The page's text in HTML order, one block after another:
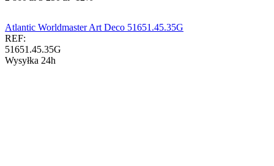
Atlantic Worldmaster Art Deco 51651.45.35G
REF:
51651.45.35G
Wysyłka 24h